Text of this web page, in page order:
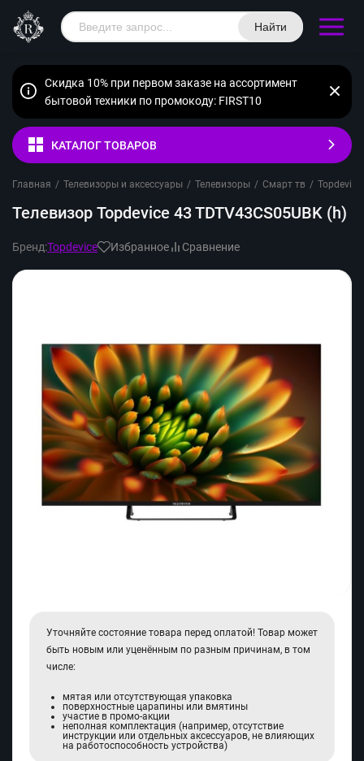
Найти
Скидка 10% при первом заказе на ассортимент
бытовой техники по промокоду: FIRST10
КАТАЛОГ ТОВАРОВ
Главная / Телевизоры и аксессуары / Телевизоры / Смарт тв / Topdevice
Телевизор Topdevice 43 TDTV43CS05UBK (h)
Бренд:Topdevice Избранное Сравнение
Уточняйте состояние товара перед оплатой! Товар может
быть новым или уценённым по разным причинам, в том
числе:
мятая или отсутствующая упаковка
поверхностные царапины или вмятины
участие в промо-акции
неполная комплектация (например, отсутствие
инструкции или отдельных аксессуаров, не влияющих
на работоспособность устройства)